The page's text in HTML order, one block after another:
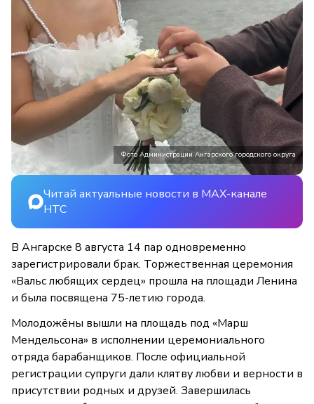
Фото Администрации Ангарского городского округа
Читай актуальные новости в MAX-канале
НТС
В Ангарске 8 августа 14 пар одновременно
зарегистрировали брак. Торжественная церемония
«Вальс любящих сердец» прошла на площади Ленина
и была посвящена 75-летию города.
Молодожёны вышли на площадь под «Марш
Мендельсона» в исполнении церемониального
отряда барабанщиков. После официальной
регистрации супруги дали клятву любви и верности в
присутствии родных и друзей. Завершилась